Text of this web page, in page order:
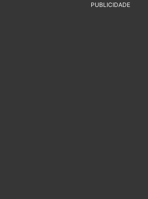
PUBLICIDADE